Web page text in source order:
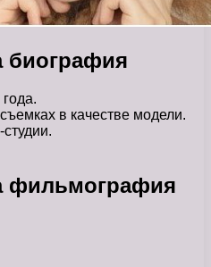
биография
в качестве модели.
фильмография